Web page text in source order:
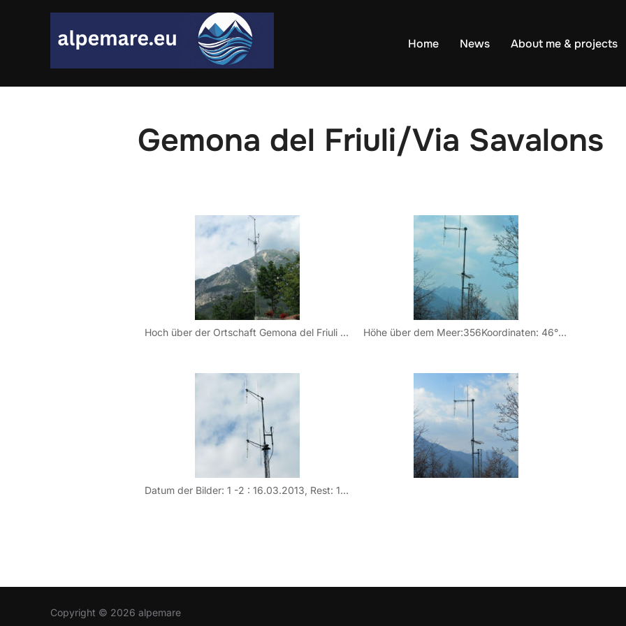
Home News About me & projects
Gemona del Friuli/Via Savalons
Hoch über der Ortschaft Gemona del Friuli steht dieser Sender. Er wird von Radio Studio Nord auf 95,10 genutzt. Versorgt wird im Wesentlichen die Stadt und das Umland. Höhe über dem Meer:356Koordinaten: 46° 17′ 12.08″ Nord / 13° 8′ 34.56″ Ost
Datum der Bilder: 1 -2 : 16.03.2013, Rest: 13. Juni 2011
Copyright © 2026 alpemare